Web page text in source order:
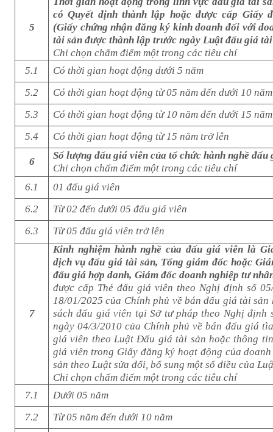
5
có Quyết định thành lập hoặc được cấp Giấy
(Giấy chứng nhận đăng ký kinh doanh đối với
tài sản được thành lập trước ngày Luật đấu giá
Chỉ chọn chấm điểm một trong các tiêu chí
5.1
Có thời gian hoạt động dưới 5 năm
5.2
Có thời gian hoạt động từ 05 năm đến dưới 10 năm
5.3
Có thời gian hoạt động từ 10 năm đến dưới 15 năm
5.4
Có thời gian hoạt động từ 15 năm trở lên
6
Số lượng đấu giá viên của tổ chức hành nghề đấu
Chỉ chọn chấm điểm một trong các tiêu chí
6.1
01 đấu giá viên
6.2
Từ 02 đến dưới 05 đấu giá viên
6.3
Từ 05 đấu giá viên trở lên
7
Kinh nghiệm hành nghề của đấu giá viên là
dịch vụ đấu giá tài sản, Tổng giám đốc hoặc
đấu giá hợp danh, Giám đốc doanh nghiệp tư
được cấp Thẻ đấu giá viên theo Nghị định số
18/01/2025 của Chính phủ về bán đấu giá tài sản
sách đấu giá viên tại Sở tư pháp theo Nghị định
ngày 04/3/2010 của Chính phủ về bán đấu giá
giá viên theo Luật Đấu giá tài sản hoặc thông
giá viên trong Giấy đăng ký hoạt động của
sản theo Luật sửa đổi, bổ sung một số điều của
Chỉ chọn chấm điểm một trong các tiêu chí
7.1
Dưới 05 năm
7.2
Từ 05 năm đến dưới 10 năm